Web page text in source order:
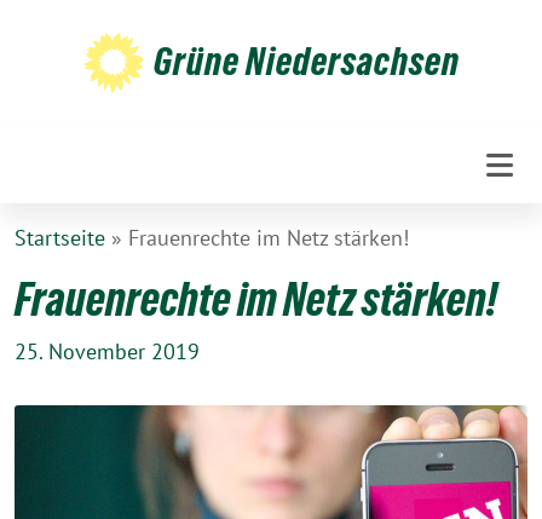
Grüne Niedersachsen
Startseite » Frauenrechte im Netz stärken!
Frauenrechte im Netz stärken!
25. November 2019